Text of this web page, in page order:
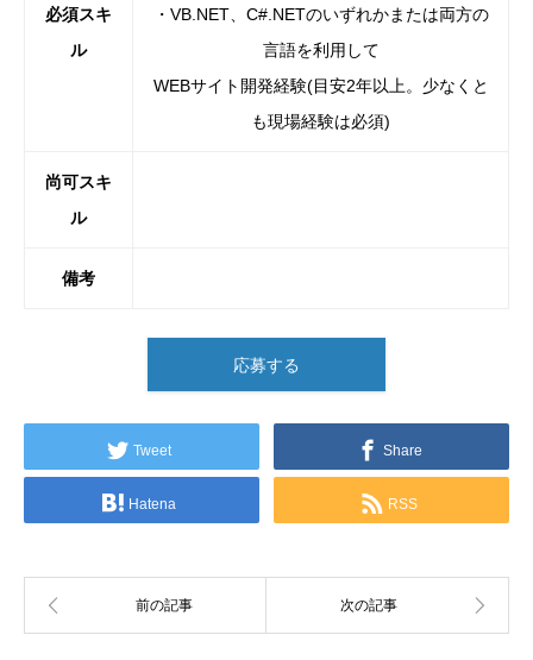
必須スキ
ル
・VB.NET、C#.NETのいずれかまたは両方の
言語を利用して
WEBサイト開発経験(目安2年以上。少なくと
も現場経験は必須)
尚可スキ
ル
備考
応募する
Tweet Share
Hatena RSS